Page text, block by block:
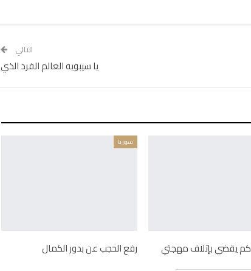
التالي
يا سيبويه العالم الفرد الذي
يقضي بإتلاف مهجتي
سوريا
رفع الحجب عن بدور الكمال